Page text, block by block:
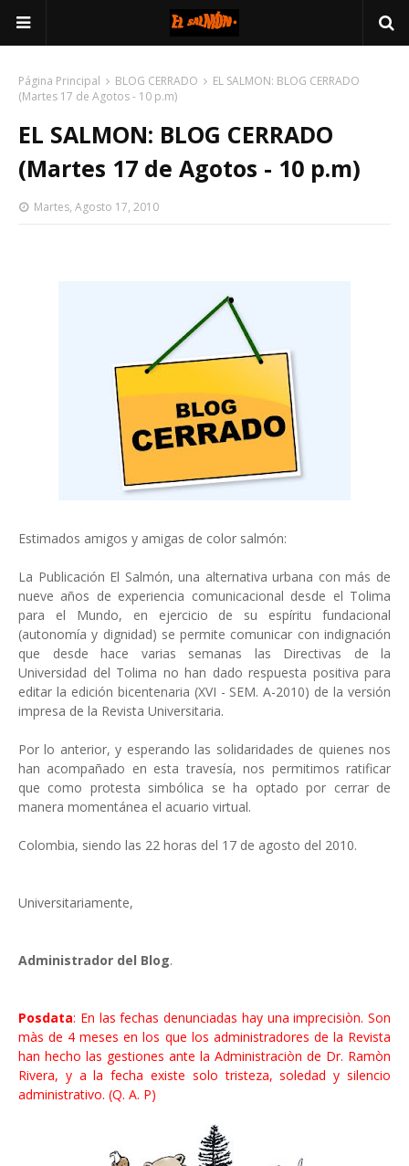
Página Principal BLOG CERRADO
EL SALMON: BLOG CERRADO
(Martes 17 de Agotos - 10 p.m)
EL SALMON: BLOG CERRADO
(Martes 17 de Agotos - 10 p.m)
Martes, Agosto 17, 2010
Estimados amigos y amigas de color salmón:
La Publicación El Salmón, una alternativa urbana con más de
nueve años de experiencia comunicacional desde el Tolima
para el Mundo, en ejercicio de su espíritu fundacional
(autonomía y dignidad) se permite comunicar con indignación
que desde hace varias semanas las Directivas de la
Universidad del Tolima no han dado respuesta positiva para
editar la edición bicentenaria (XVI - SEM. A-2010) de la versión
impresa de la Revista Universitaria.
Por lo anterior, y esperando las solidaridades de quienes nos
han acompañado en esta travesía, nos permitimos ratificar
que como protesta simbólica se ha optado por cerrar de
manera momentánea el acuario virtual.
Colombia, siendo las 22 horas del 17 de agosto del 2010.
Universitariamente,
Administrador del Blog.
Posdata: En las fechas denunciadas hay una imprecisiòn. Son
màs de 4 meses en los que los administradores de la Revista
han hecho las gestiones ante la Administraciòn de Dr. Ramòn
Rivera, y a la fecha existe solo tristeza, soledad y silencio
administrativo. (Q. A. P)